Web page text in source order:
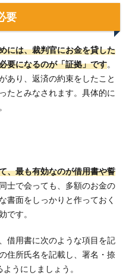
要
には、裁判官にお金を貸した
要になるのが「証拠」です。
あり、返済の約束をしたこと
たとみなされます。具体的に
、最も有効なのが借用書や誓
士で会っても、多額のお金の
書面をしっかりと作っておく
です。
借用書に次のような項目を記
住所氏名を記載し、署名・捺
うにしましょう。